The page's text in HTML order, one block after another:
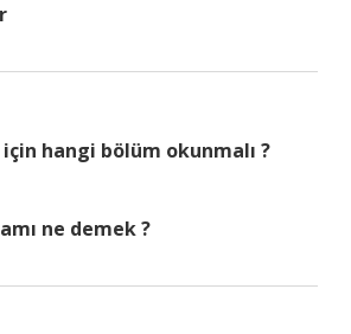
hangi bölüm okunmalı ?
ne demek ?